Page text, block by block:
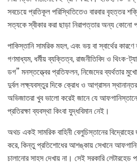
সবচেয়ে প্রতিকূল পরিস্থিতিতেও বারবার বৃহত্তর
সত্যকে স্বীকার করা ছাড়া নিরাপত্তার অন্য কোনো
পাকিস্তানি সামরিক মহল, এবং ভয় বা স্বার্থের
গণমাধ্যম, ধর্মীয় ব্যক্তিত্ব, রাজনীতিবিদ ও
ডগ” মনস্তত্ত্বের প্রতিফলন, নিজেদের ব্যর্থতার
দুর্বল লক্ষ্যবস্তুর দিকে ক্রোধ ও আগ্রাসন
অভিজাতরা খুব ভালো করেই জানে যে
প্রতিরক্ষা ব্যবস্থা কিংবা যুদ্ধবিমান নেই।
অথচ একই সামরিক বাহিনী বেলুচিস্তানের
করে, কিন্তু প্রতিশোধের আশঙ্কায় সেখানে
চালানোর সাহস দেখায় না। সেই সরকারি লেটারহেড